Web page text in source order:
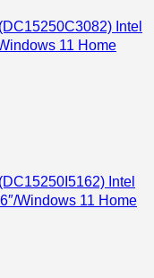
Intel
11 Home
Intel
Windows 11 Home